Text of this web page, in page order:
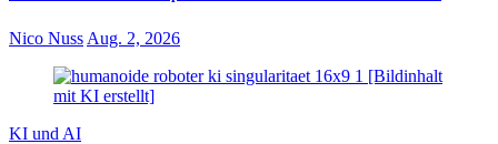
Nico Nuss Aug. 2, 2026
KI und AI